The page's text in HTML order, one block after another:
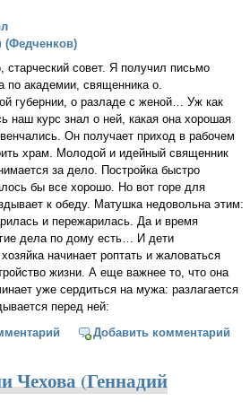
(Федченков)
совет. Я получил письмо
по академии, священника о.
губернии, о разладе с женой… Уж как
наш курс знал о ней, какая она хорошая
Он получает приход в рабочем
храм. Молодой и идейный священник
за дело. Постройка быстро
бы все хорошо. Но вот горе для
к обеду. Матушка недовольна этим:
и пережарилась. Да и время
дела по дому есть… И дети
начинает роптать и жаловаться
жизни. А еще важнее то, что она
уже сердиться на мужа: разлагается
перед ней:
(Митрополит Вениамин (Федченков)
Добавить комментарий
Чехова (Геннадий